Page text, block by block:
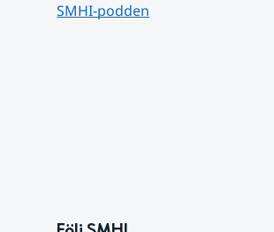
SMHI-podden